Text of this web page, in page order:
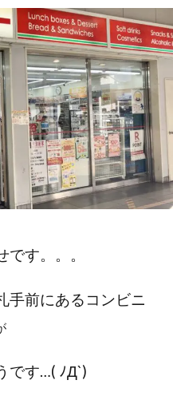
す。。。
手前にあるコンビニ
です…( ﾉД`)